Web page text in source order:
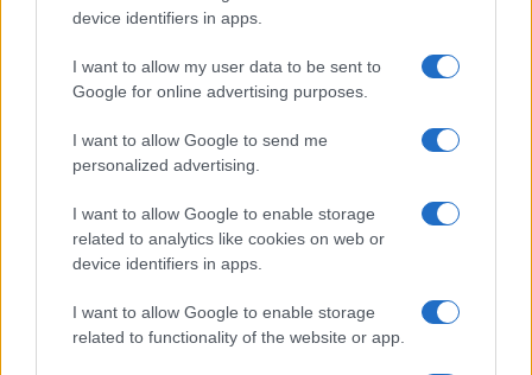
device identifiers in apps.
I want to allow my user data to be sent to
Google for online advertising purposes.
I want to allow Google to send me
personalized advertising.
I want to allow Google to enable storage
related to analytics like cookies on web or
device identifiers in apps.
I want to allow Google to enable storage
related to functionality of the website or app.